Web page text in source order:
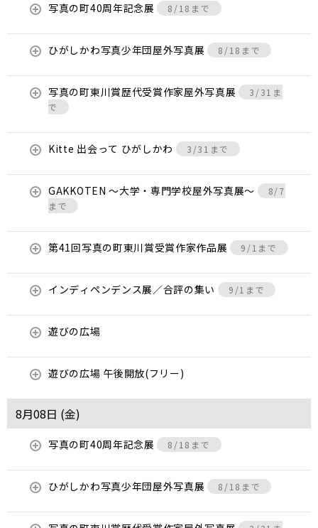
写真の町40周年記念展 8/18まで
ひがしかわ写真少年団屋外写真展 8/18まで
写真の町東川賞歴代受賞作家屋外写真展
3/31ま
で
Kitte 出会って ひがしかわ 3/31まで
GAKKOTEN ～大学・専門学校屋外写真展～
8/7
まで
第41回写真の町東川賞受賞作家作品展 9/1まで
インディペンデンス展／合評の集い 9/1まで
遊びの広場
遊びの広場 午後開放(フリー)
8月08日 (金)
写真の町40周年記念展 8/18まで
ひがしかわ写真少年団屋外写真展 8/18まで